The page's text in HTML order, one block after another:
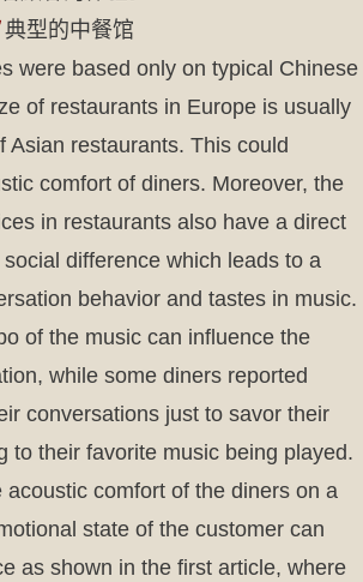
典型的中餐馆
were based only on typical Chinese
of restaurants in Europe is usually
Asian restaurants. This could
comfort of diners. Moreover, the
in restaurants also have a direct
difference which leads to a
behavior and tastes in music.
of the music can influence the
while some diners reported
conversations just to savor their
to their favorite music being played.
acoustic comfort of the diners on a
state of the customer can
as shown in the first article, where